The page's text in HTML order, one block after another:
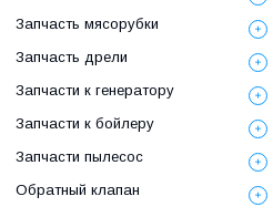
Запчасть мясорубки
Запчасть дрели
Запчасти к генератору
Запчасти к бойлеру
Запчасти пылесос
Обратный клапан